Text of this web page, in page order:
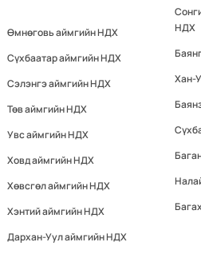
Өмнөговь аймгийн НДХ
Сүхбаатар аймгийн НДХ
Сэлэнгэ аймгийн НДХ
Төв аймгийн НДХ
Увс аймгийн НДХ
Ховд аймгийн НДХ
Хөвсгөл аймгийн НДХ
Хэнтий аймгийн НДХ
Дархан-Уул аймгийн НДХ
НДХ
Хан-